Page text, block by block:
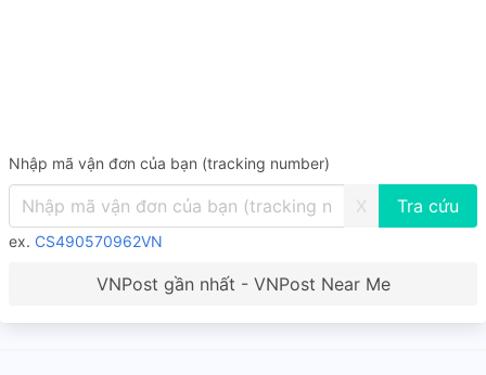
Nhập mã vận đơn của bạn (tracking number)
X
ex. CS490570962VN
VNPost gần nhất - VNPost Near Me